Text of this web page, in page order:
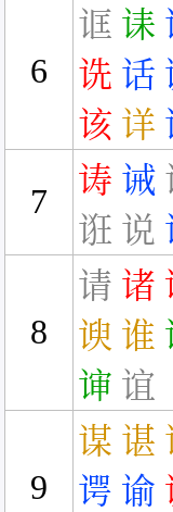
6
诓 诔
诜 话
该 详
7
诪 诫
诳 说
8
请 诸
谀 谁
谉 谊
9
谋 谌
谔 谕